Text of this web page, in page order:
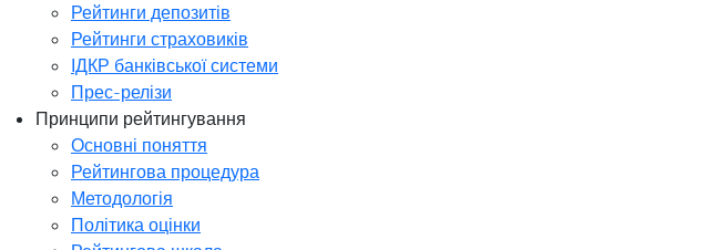
Рейтинги депозитів
Рейтинги страховиків
ІДКР банківської системи
Прес-релізи
Принципи рейтингування
Основні поняття
Рейтингова процедура
Методологія
Політика оцінки